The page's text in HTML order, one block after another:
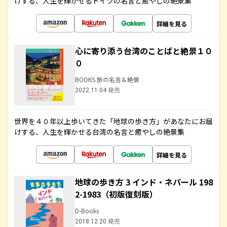
詳細を見る
心に寄り添う台湾のことばと絶景１０
０
BOOKS 旅の名言＆絶景
2022.11.04 発売
世界を４０年以上歩いてきた「地球の歩き方」があなたにお届
けする、人生を輝かせる台湾の名言と癒やしの絶景集
詳細を見る
地球の歩き方 3 インド・ネパール 198
2-1983（初版復刻版）
D-Books
2018.12.20 発売